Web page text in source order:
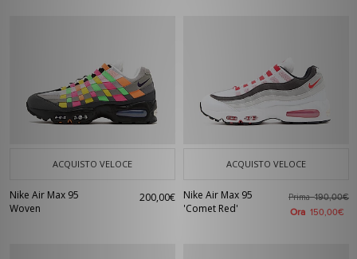
ACQUISTO VELOCE
Nike Air Max 95
Woven
200,00€
ACQUISTO VELOCE
Nike Air Max 95
'Comet Red'
Prima190,00€
Ora 150,00€